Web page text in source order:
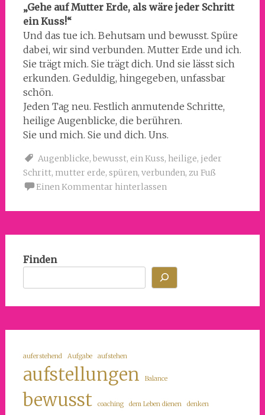
„Gehe auf Mutter Erde, als wäre jeder Schritt
ein Kuss!“
Und das tue ich. Behutsam und bewusst. Spüre
dabei, wir sind verbunden. Mutter Erde und ich.
Sie trägt mich. Sie trägt dich. Und sie lässt sich
erkunden. Geduldig, hingegeben, unfassbar
schön.
Jeden Tag neu. Festlich anmutende Schritte,
heilige Augenblicke, die berühren.
Sie und mich. Sie und dich. Uns.
Augenblicke, bewusst, ein Kuss, heilige, jeder
Schritt, mutter erde, spüren, verbunden, zu Fuß
Einen Kommentar hinterlassen
Finden
auferstehend Aufgabe aufstehen
aufstellungen Balance
bewusst coaching dem Leben dienen denken